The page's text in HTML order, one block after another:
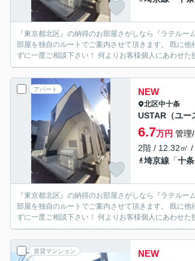
『東京都北区』の納得のお部屋さがしなら『ラテル
部屋を独自のルートでご案内させて頂きます。 既に
ずに一度ご相談下さい！ 何よりお
アパート NEW
北区中十条
USTAR（ユー
6.7万円 管理
2階 / 12.32㎡
埼京線 「十条
『東京都北区』の納得のお部屋さがしなら『ラテル
部屋を独自のルートでご案内させて頂きます。 既に
ずに一度ご相談下さい！ 何よりお
賃貸マンション NEW